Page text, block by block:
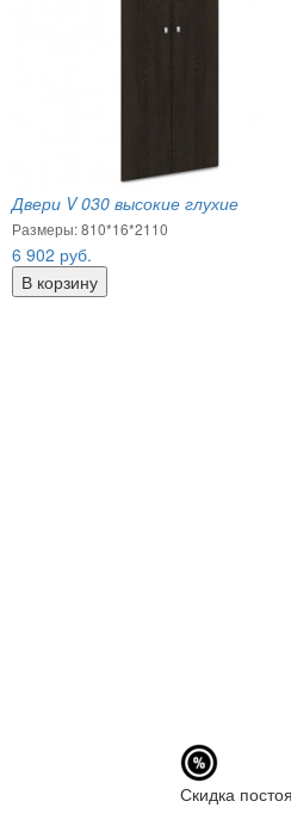
Двери V 030 высокие глухие
Размеры: 810*16*2110
6 902 руб.
Скидка